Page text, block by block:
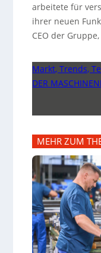
arbeitete für
ihrer neuen
CEO der
Markt, Trends,
DER
MEHR ZUM